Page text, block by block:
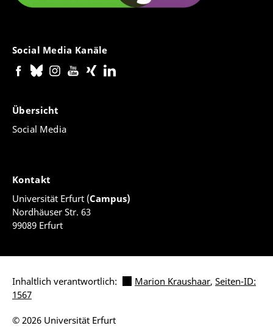
Social Media Kanäle
Übersicht
Social Media
Kontakt
Universität Erfurt (Campus)
Nordhäuser Str. 63
99089 Erfurt
Inhaltlich verantwortlich: Marion Kraushaar, Seiten-ID:
1567
© 2026 Universität Erfurt